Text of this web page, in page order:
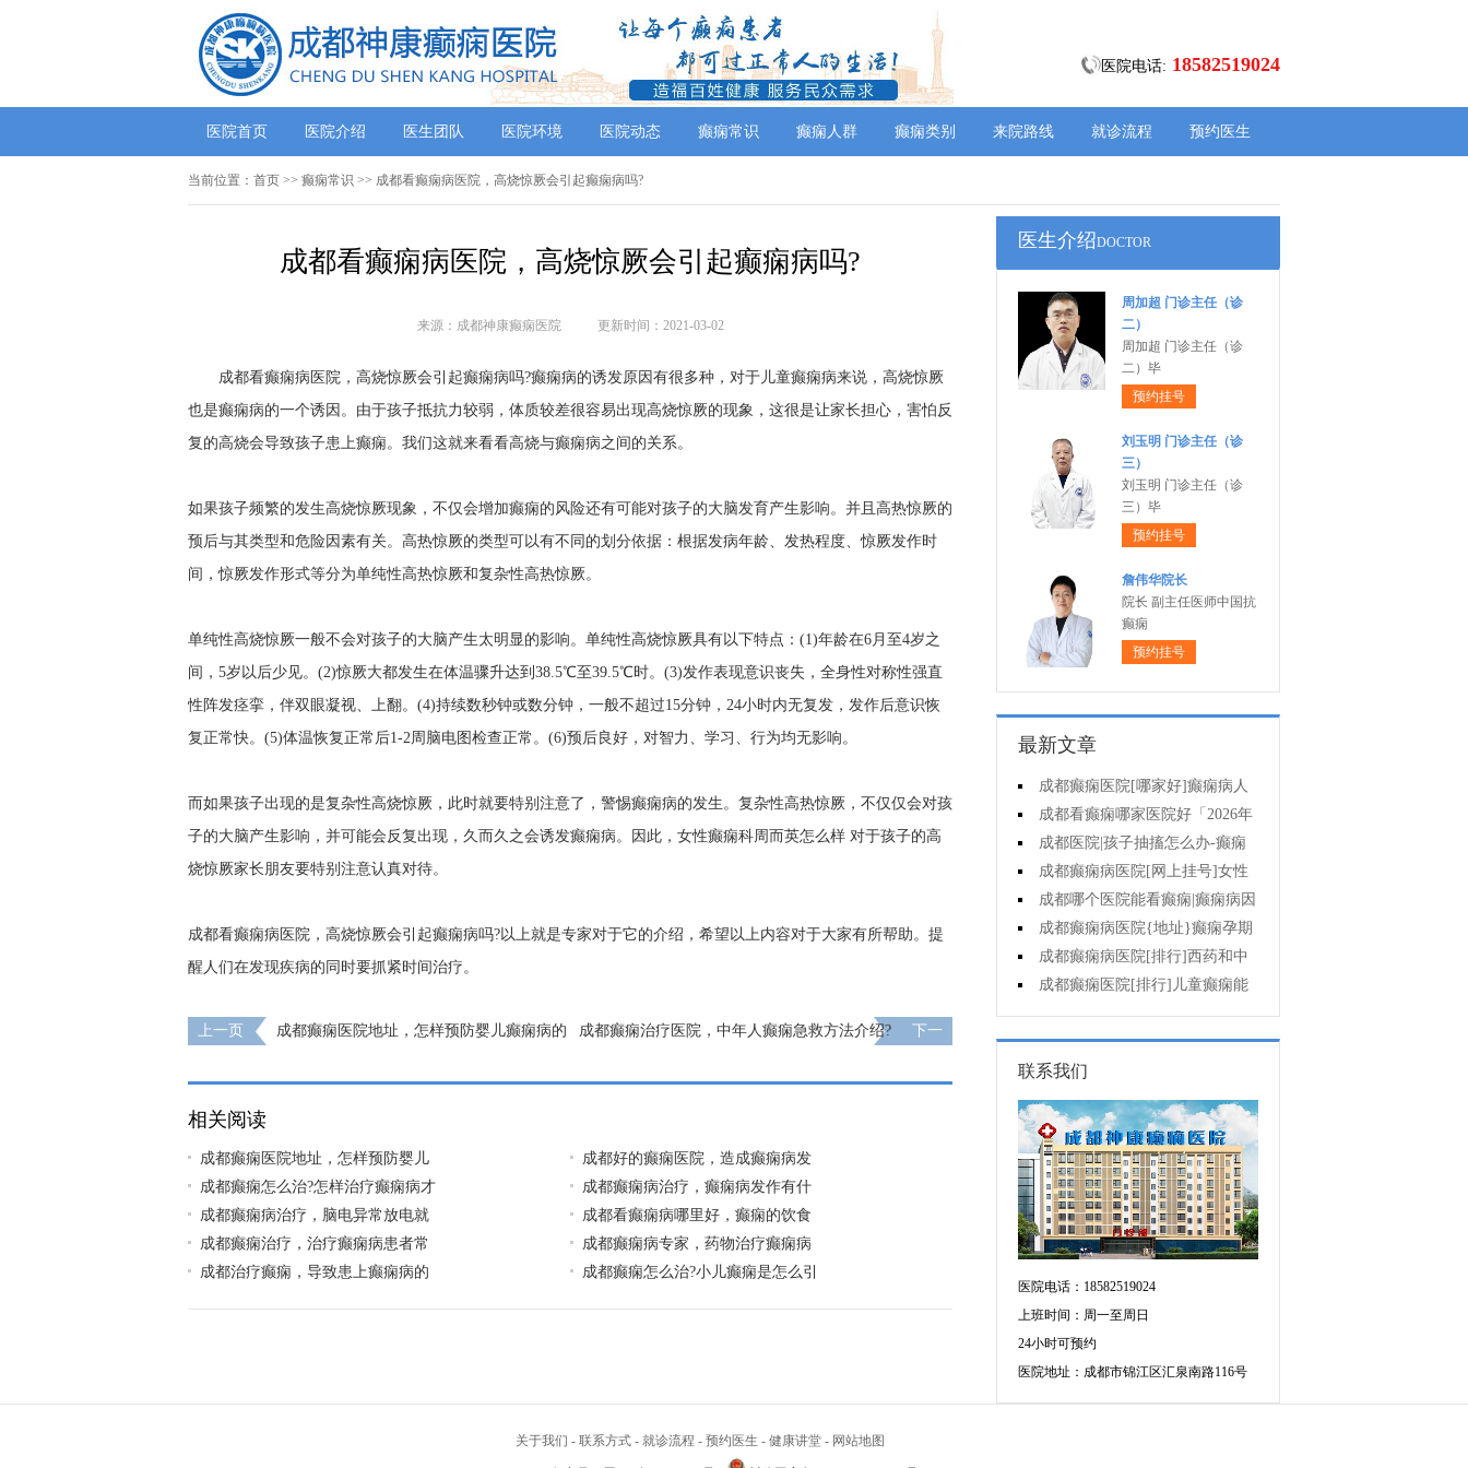
医院电话: 18582519024
医院首页 医院介绍 医生团队 医院环境 医院动态 癫痫常识 癫痫人群 癫痫类别 来院路线 就诊流程 预约医生
当前位置： 首页 >> 癫痫常识 >> 成都看癫痫病医院，高烧惊厥会引起癫痫病吗?
成都看癫痫病医院，高烧惊厥会引起癫痫病吗?
来源：成都神康癫痫医院 更新时间：2021-03-02
成都看癫痫病医院，高烧惊厥会引起癫痫病吗?癫痫病的诱发原因有很多种，对于儿童癫痫病来说，高烧惊厥
也是癫痫病的一个诱因。由于孩子抵抗力较弱，体质较差很容易出现高烧惊厥的现象，这很是让家长担心，害怕反
复的高烧会导致孩子患上癫痫。我们这就来看看高烧与癫痫病之间的关系。
如果孩子频繁的发生高烧惊厥现象，不仅会增加癫痫的风险还有可能对孩子的大脑发育产生影响。并且高热惊厥的
预后与其类型和危险因素有关。高热惊厥的类型可以有不同的划分依据：根据发病年龄、发热程度、惊厥发作时
间，惊厥发作形式等分为单纯性高热惊厥和复杂性高热惊厥。
单纯性高烧惊厥一般不会对孩子的大脑产生太明显的影响。单纯性高烧惊厥具有以下特点：(1)年龄在6月至4岁之
间，5岁以后少见。(2)惊厥大都发生在体温骤升达到38.5℃至39.5℃时。(3)发作表现意识丧失，全身性对称性强直
性阵发痉挛，伴双眼凝视、上翻。(4)持续数秒钟或数分钟，一般不超过15分钟，24小时内无复发，发作后意识恢
复正常快。(5)体温恢复正常后1-2周脑电图检查正常。(6)预后良好，对智力、学习、行为均无影响。
而如果孩子出现的是复杂性高烧惊厥，此时就要特别注意了，警惕癫痫病的发生。复杂性高热惊厥，不仅仅会对孩
子的大脑产生影响，并可能会反复出现，久而久之会诱发癫痫病。因此， 女性癫痫科周而英怎么样 对于孩子的高
烧惊厥家长朋友要特别注意认真对待。
成都看癫痫病医院，高烧惊厥会引起癫痫病吗?以上就是专家对于它的介绍，希望以上内容对于大家有所帮助。提
醒人们在发现疾病的同时要抓紧时间治疗。
上一页
成都癫痫医院地址，怎样预防婴儿癫痫病的
成都癫痫治疗医院，中年人癫痫急救方法介绍?
下一
相关阅读
成都癫痫医院地址，怎样预防婴儿
成都好的癫痫医院，造成癫痫病发
成都癫痫怎么治?怎样治疗癫痫病才
成都癫痫病治疗，癫痫病发作有什
成都癫痫病治疗，脑电异常放电就
成都看癫痫病哪里好，癫痫的饮食
成都癫痫治疗，治疗癫痫病患者常
成都癫痫病专家，药物治疗癫痫病
成都治疗癫痫，导致患上癫痫病的
成都癫痫怎么治?小儿癫痫是怎么引
医生介绍DOCTOR
周加超 门诊主任（诊
二）
周加超 门诊主任（诊
二）毕
预约挂号
刘玉明 门诊主任（诊
三）
刘玉明 门诊主任（诊
三）毕
预约挂号
詹伟华院长
院长 副主任医师中国抗
癫痫
预约挂号
最新文章
成都癫痫医院[哪家好]癫痫病人
一定要注意哪些护理问题?
成都看癫痫哪家医院好「2026年
度公布」这些常见的食物能帮助癫
痫治疗!
成都医院|孩子抽搐怎么办-癫痫
性精神障碍的护理措施有哪些?
成都癫痫病医院[网上挂号]女性
癫痫治疗方法有哪些?
成都哪个医院能看癫痫|癫痫病因
治疗?成都癫痫病医院{地址}癫痫孕期
要留意什么?
成都癫痫病医院[排行]西药和中
药治羊癫疯哪个好?
成都癫痫医院[排行]儿童癫痫能
治疗好吗?
联系我们
医院电话：18582519024
上班时间：周一至周日
24小时可预约
医院地址：成都市锦江区汇泉南路116号
关于我们 - 联系方式 - 就诊流程 - 预约医生 - 健康讲堂 - 网站地图